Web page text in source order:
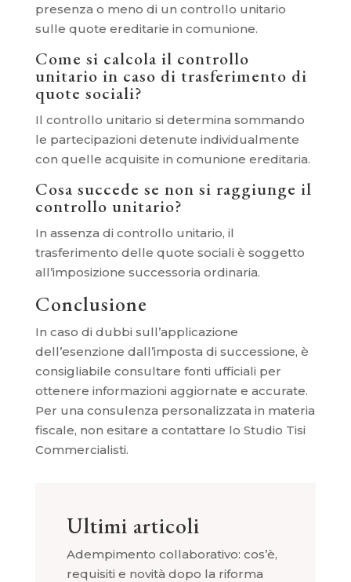
presenza o meno di un controllo unitario
sulle quote ereditarie in comunione.
Come si calcola il controllo
unitario in caso di trasferimento di
quote sociali?
Il controllo unitario si determina sommando
le partecipazioni detenute individualmente
con quelle acquisite in comunione ereditaria.
Cosa succede se non si raggiunge il
controllo unitario?
In assenza di controllo unitario, il
trasferimento delle quote sociali è soggetto
all’imposizione successoria ordinaria.
Conclusione
In caso di dubbi sull’applicazione
dell’esenzione dall’imposta di successione, è
consigliabile consultare fonti ufficiali per
ottenere informazioni aggiornate e accurate.
Per una consulenza personalizzata in materia
fiscale, non esitare a contattare lo Studio Tisi
Commercialisti.
Ultimi articoli
Adempimento collaborativo: cos’è,
requisiti e novità dopo la riforma